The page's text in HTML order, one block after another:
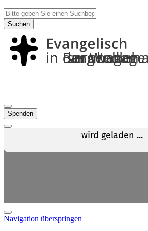
Suchen
Spenden
Navigation überspringen